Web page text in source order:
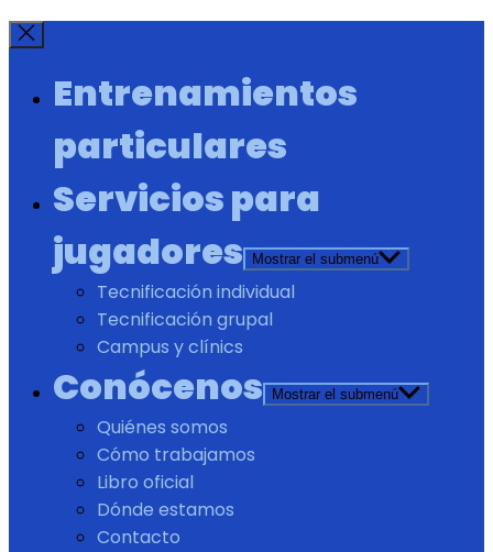
Entrenamientos
particulares
Servicios para
jugadores
Mostrar el submenú
Tecnificación individual
Tecnificación grupal
Campus y clínics
Conócenos Mostrar el submenú
Quiénes somos
Cómo trabajamos
Libro oficial
Dónde estamos
Contacto